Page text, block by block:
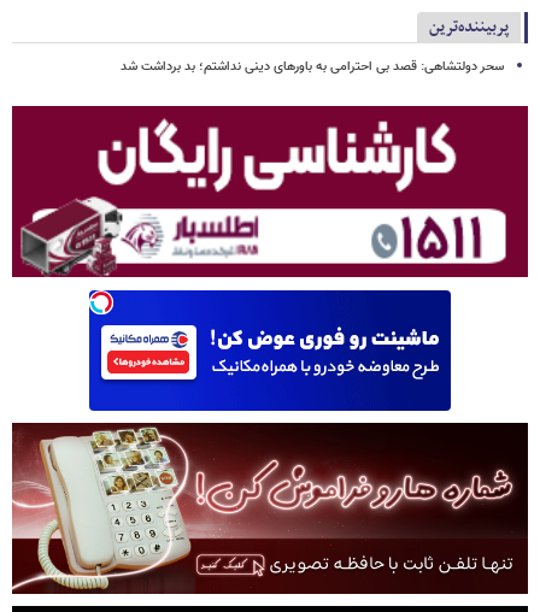
پربیننده‌ترین
سحر دولتشاهی: قصد بی احترامی به باورهای دینی نداشتم؛ بد برداشت شد